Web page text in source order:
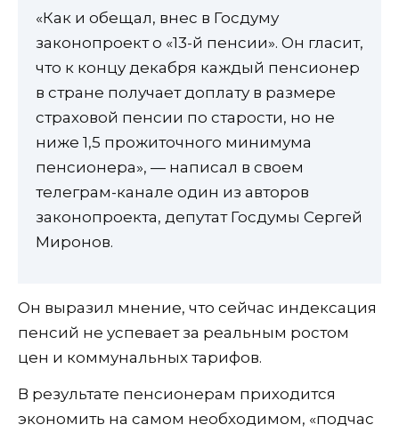
«Как и обещал, внес в Госдуму
законопроект о «13-й пенсии». Он гласит,
что к концу декабря каждый пенсионер
в стране получает доплату в размере
страховой пенсии по старости, но не
ниже 1,5 прожиточного минимума
пенсионера», — написал в своем
телеграм-канале один из авторов
законопроекта, депутат Госдумы Сергей
Миронов.
Он выразил мнение, что сейчас индексация
пенсий не успевает за реальным ростом
цен и коммунальных тарифов.
В результате пенсионерам приходится
экономить на самом необходимом, «подчас